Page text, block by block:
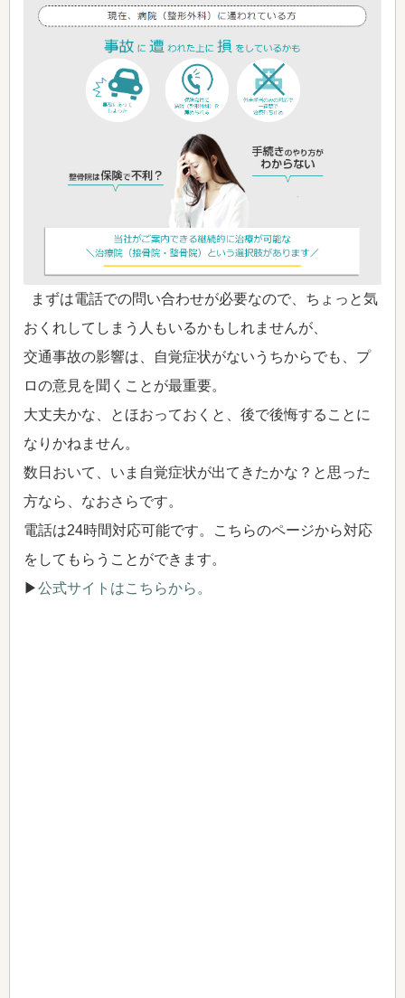
まずは電話での問い合わせが必要なので、ちょっと気
おくれしてしまう人もいるかもしれませんが、
交通事故の影響は、自覚症状がないうちからでも、プ
ロの意見を聞くことが最重要。
大丈夫かな、とほおっておくと、後で後悔することに
なりかねません。
数日おいて、いま自覚症状が出てきたかな？と思った
方なら、なおさらです。
電話は24時間対応可能です。こちらのページから対応
をしてもらうことができます。
▶公式サイトはこちらから。